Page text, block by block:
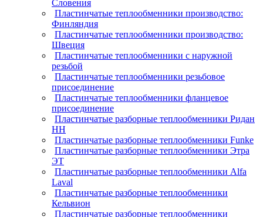
Словения
Пластинчатые теплообменники производство:
Финляндия
Пластинчатые теплообменники производство:
Швеция
Пластинчатые теплообменники с наружной
резьбой
Пластинчатые теплообменники резьбовое
присоединение
Пластинчатые теплообменники фланцевое
присоединение
Пластинчатые разборные теплообменники Ридан
НН
Пластинчатые разборные теплообменники Funke
Пластинчатые разборные теплообменники Этра
ЭТ
Пластинчатые разборные теплообменники Alfa
Laval
Пластинчатые разборные теплообменники
Кельвион
Пластинчатые разборные теплообменники